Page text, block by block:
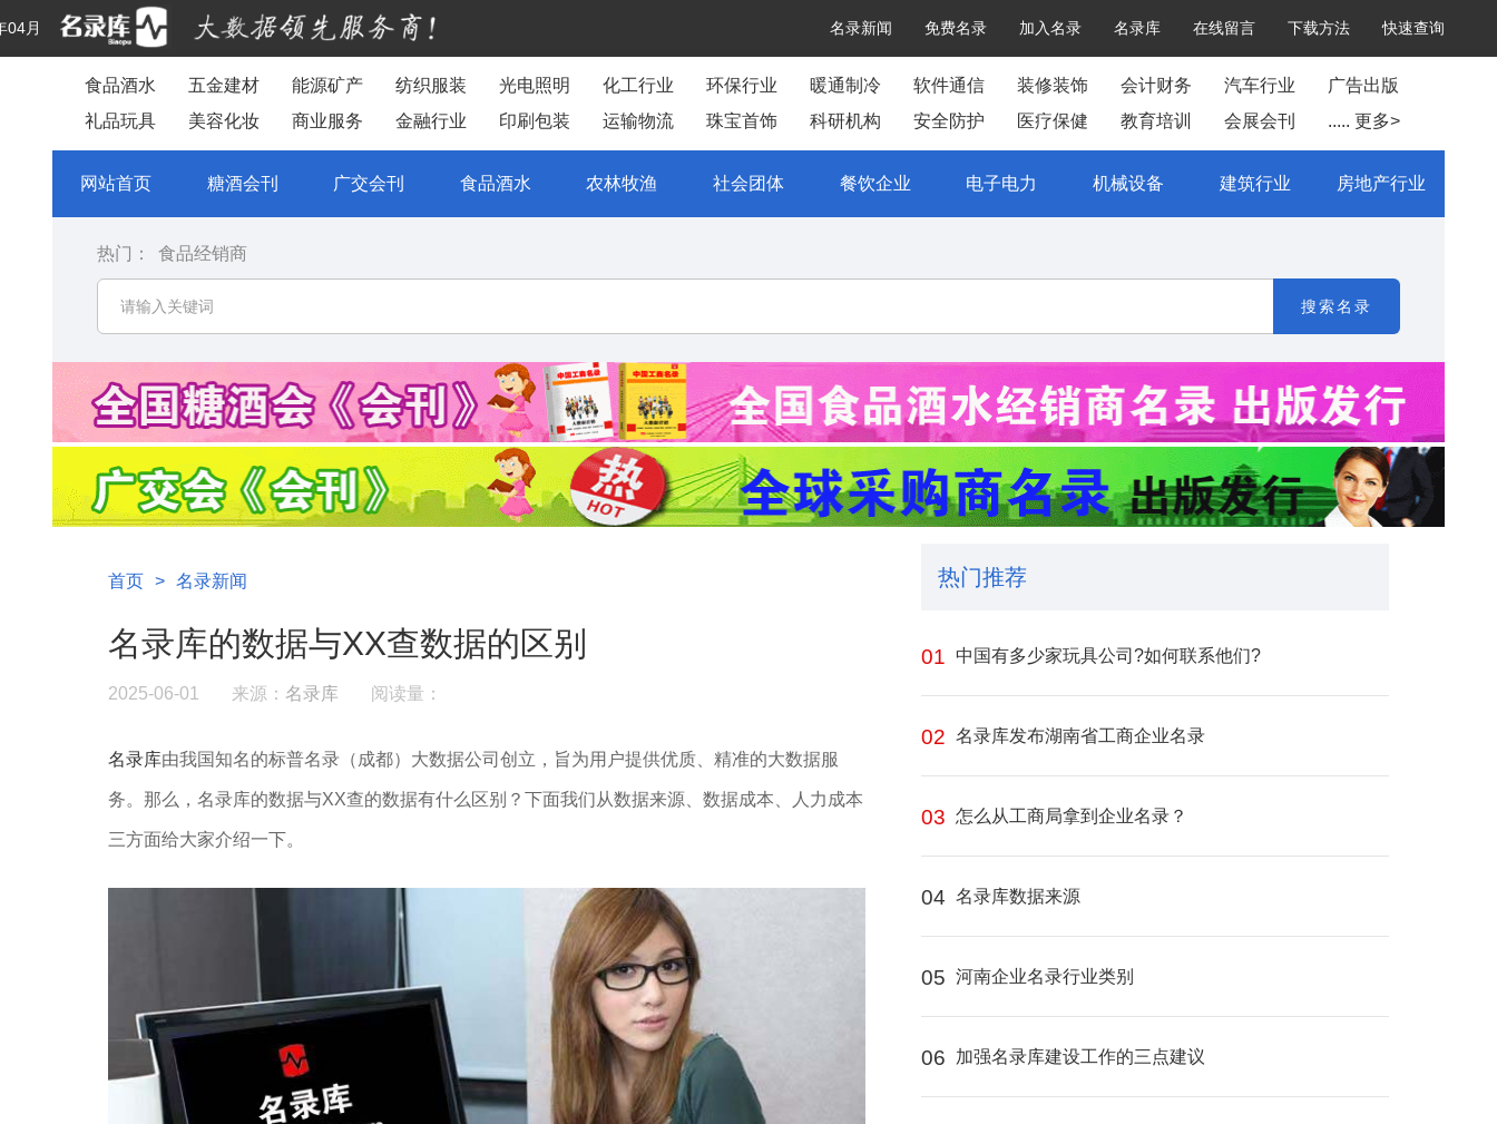
名录新闻 免费名录 加入名录 名录库 在线留言 下载方法 快速查询
04月
食品酒水 五金建材 能源矿产 纺织服装 光电照明 化工行业 环保行业 暖通制冷 软件通信 装修装饰 会计财务 汽车行业
广告出版
礼品玩具
美容化妆 商业服务 金融行业 印刷包装 运输物流 珠宝首饰 科研机构 安全防护 医疗保健 教育培训 会展会刊 ..... 更多>
网站首页 糖酒会刊 广交会刊 食品酒水 农林牧渔 社会团体 餐饮企业 电子电力 机械设备 建筑行业 房地产行业
热门： 食品经销商
搜索名录
首页 > 名录新闻
名录库的数据与XX查数据的区别
2025-06-01 来源： 名录库 阅读量：
名录库由我国知名的标普名录（成都）大数据公司创立，旨为用户提供优质、精准的大数据服
务。那么，名录库的数据与XX查的数据有什么区别？下面我们从数据来源、数据成本、人力成本
三方面给大家介绍一下。
热门推荐
01 中国有多少家玩具公司?如何联系他们?
02 名录库发布湖南省工商企业名录
03 怎么从工商局拿到企业名录？
04 名录库数据来源
05 河南企业名录行业类别
06 加强名录库建设工作的三点建议